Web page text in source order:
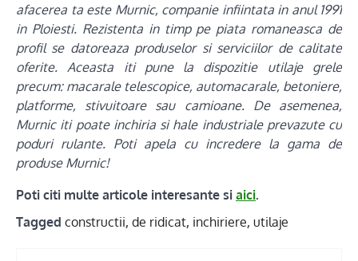
afacerea ta este Murnic, companie infiintata in anul 1991
in Ploiesti. Rezistenta in timp pe piata romaneasca de
profil se datoreaza produselor si serviciilor de calitate
oferite. Aceasta iti pune la dispozitie utilaje grele
precum: macarale telescopice, automacarale, betoniere,
platforme, stivuitoare sau camioane. De asemenea,
Murnic iti poate inchiria si hale industriale prevazute cu
poduri rulante. Poti apela cu incredere la gama de
produse Murnic!
Poti citi multe articole interesante si aici.
Tagged constructii, de ridicat, inchiriere, utilaje